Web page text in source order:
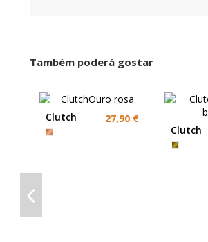
Também poderá gostar
Clutch
Rosa Gold
27,90 €
Clutch
dourada
brilhos